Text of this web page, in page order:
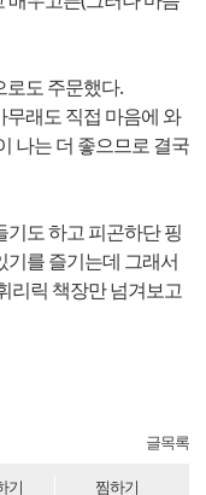
도 주문했다.
래도 직접 마음에 와
나는 더 좋으므로 결국
도 하고 피곤하단 핑
기를 즐기는데 그래서
리릭 책장만 넘겨보고
글목록
기 찜하기